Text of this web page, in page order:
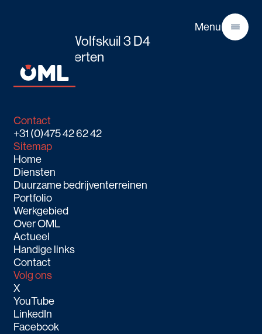
Menu
Boven de Wolfskuil 3 D4
6049 LX Herten
Route
Contact
+31 (0)475 42 62 42
Sitemap
Home
Diensten
Duurzame bedrijventerreinen
Portfolio
Werkgebied
Over OML
Actueel
Handige links
Contact
Volg ons
X
YouTube
LinkedIn
Facebook